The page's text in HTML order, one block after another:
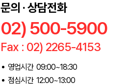
문의 · 상담전화
02) 500-5900
Fax : 02) 2265-4153
영업시간 09:00~18:30
점심시간 12:00~13:00